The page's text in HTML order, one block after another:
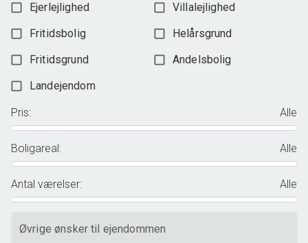
Ejerlejlighed
Villalejlighed
Fritidsbolig
Helårsgrund
Fritidsgrund
Andelsbolig
Landejendom
Pris: Alle
Boligareal: Alle
Antal værelser: Alle
Øvrige ønsker til ejendommen